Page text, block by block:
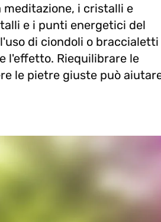
meditazione, i cristalli e
e i punti energetici del
di ciondoli o braccialetti
l'effetto. Riequilibrare le
le pietre giuste può